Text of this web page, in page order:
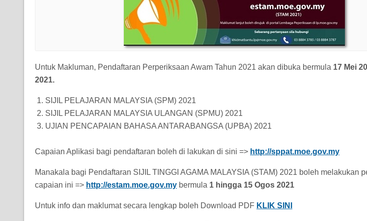
Untuk Makluman, Pendaftaran Perperiksaan Awam Tahun 2021 akan dibuka bermula 17 Mei
2021.
SIJIL PELAJARAN MALAYSIA (SPM) 2021
SIJIL PELAJARAN MALAYSIA ULANGAN (SPMU) 2021
UJIAN PENCAPAIAN BAHASA ANTARABANGSA (UPBA) 2021
Capaian Aplikasi bagi pendaftaran boleh di lakukan di sini => http://sppat.moe.gov.my
Manakala bagi Pendaftaran SIJIL TINGGI AGAMA MALAYSIA (STAM) 2021 boleh melakukan
capaian ini => http://estam.moe.gov.my bermula 1 hingga 15 Ogos 2021
Untuk info dan maklumat secara lengkap boleh Download PDF KLIK SINI